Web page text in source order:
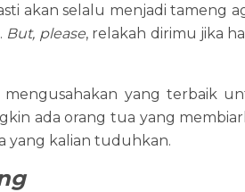
akan selalu menjadi tameng
But, please, relakah dirimu jika
yang terbaik
ada orang tua yang
yang kalian tuduhkan.